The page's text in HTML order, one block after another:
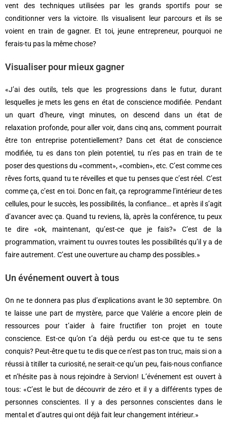
vent des techniques utilisées par les grands sportifs pour se
conditionner vers la victoire. Ils visualisent leur parcours et ils se
voient en train de gagner. Et toi, jeune entrepreneur, pourquoi ne
ferais-tu pas la même chose?
Visualiser pour mieux gagner
«J’ai des outils, tels que les progressions dans le futur, durant
lesquelles je mets les gens en état de conscience modifiée. Pendant
un quart d’heure, vingt minutes, on descend dans un état de
relaxation profonde, pour aller voir, dans cinq ans, comment pourrait
être ton entreprise potentiellement? Dans cet état de conscience
modifiée, tu es dans ton plein potentiel, tu n’es pas en train de te
poser des questions du «comment», «combien», etc. C’est comme ces
rêves forts, quand tu te réveilles et que tu penses que c’est réel. C’est
comme ça, c’est en toi. Donc en fait, ça reprogramme l’intérieur de tes
cellules, pour le succès, les possibilités, la confiance… et après il s’agit
d’avancer avec ça. Quand tu reviens, là, après la conférence, tu peux
te dire «ok, maintenant, qu’est-ce que je fais?» C’est de la
programmation, vraiment tu ouvres toutes les possibilités qu’il y a de
faire autrement. C’est une ouverture au champ des possibles.»
Un événement ouvert à tous
On ne te donnera pas plus d’explications avant le 30 septembre. On
te laisse une part de mystère, parce que Valérie a encore plein de
ressources pour t’aider à faire fructifier ton projet en toute
conscience. Est-ce qu’on t’a déjà perdu ou est-ce que tu te sens
conquis? Peut-être que tu te dis que ce n’est pas ton truc, mais si on a
réussi à titiller ta curiosité, ne serait-ce qu’un peu, fais-nous confiance
et n’hésite pas à nous rejoindre à Servion! L’événement est ouvert à
tous: «C’est le but de découvrir de zéro et il y a différents types de
personnes conscientes. Il y a des personnes conscientes dans le
mental et d’autres qui ont déjà fait leur changement intérieur.»